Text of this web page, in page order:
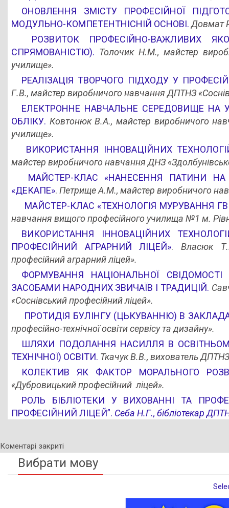
ОНОВЛЕННЯ ЗМІСТУ ПРОФЕСІЙНОЇ
МОДУЛЬНО-КОМПЕТЕНТНІСНІЙ ОСНОВІ. Довмат
РОЗВИТОК ПРОФЕСІЙНО-ВАЖЛИВИХ
СПРЯМОВАНІСТЮ). Толочик Н.М., майстер
училище».
РЕАЛІЗАЦІЯ ТВОРЧОГО ПІДХОДУ У
Г.В., майстер виробничого навчання ДПТНЗ
ЕЛЕКТРОННЕ НАВЧАЛЬНЕ СЕРЕДОВИЩЕ НА
ОБЛІКУ. Ковтонюк В.А., майстер виробничого
училище».
ВИКОРИСТАННЯ ІННОВАЦІЙНИХ
майстер виробничого навчання ДНЗ
МАЙСТЕР-КЛАС «НАНЕСЕННЯ ПАТИНИ
«ДЕКАПЕ». Петрище А.М., майстер виробничого
МАЙСТЕР-КЛАС «ТЕХНОЛОГІЯ МУРУВАННЯ
навчання вищого професійного училища №1 м.
ВИКОРИСТАННЯ ІННОВАЦІЙНИХ
ПРОФЕСІЙНИЙ АГРАРНИЙ ЛІЦЕЙ».Власюк
професійний аграрний ліцей».
ФОРМУВАННЯ НАЦІОНАЛЬНОЇ
ЗАСОБАМИ НАРОДНИХ ЗВИЧАЇВ І ТРАДИЦІЙ.
«Соснівський професійний ліцей».
ПРОТИДІЯ БУЛІНГУ (ЦЬКУВАННЮ) В
професійно-технічної освіти сервісу та дизайну».
ШЛЯХИ ПОДОЛАННЯ НАСИЛЛЯ В
ТЕХНІЧНОЇ) ОСВІТИ. Ткачук В.В., вихователь
КОЛЕКТИВ ЯК ФАКТОР МОРАЛЬНОГО
«Дубровицький професійний ліцей».
РОЛЬ БІБЛІОТЕКИ У ВИХОВАННІ ТА
ПРОФЕСІЙНИЙ ЛІЦЕЙ”. Себа Н.Г., бібліотекар
Коментарі закриті
Вибрати мову